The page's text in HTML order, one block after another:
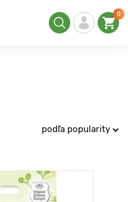
0
podľa popularity